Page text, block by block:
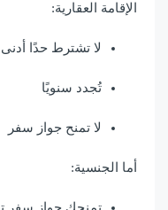
الإقامة العقارية:
لا تشترط حدًا أدنى مرتفعًا
تُجدد سنويًا
لا تمنح جواز سفر
أما الجنسية: